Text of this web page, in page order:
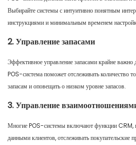
Выбирайте системы с интуитивно понятным
инструкциями и минимальным временем
2. Управление запасами
Эффективное управление запасами крайне
POS-система поможет отслеживать количество
запасам и оповещать о низком уровне запасов.
3. Управление
Многие POS-системы включают функции CRM,
данными клиентов, отслеживать покупательские